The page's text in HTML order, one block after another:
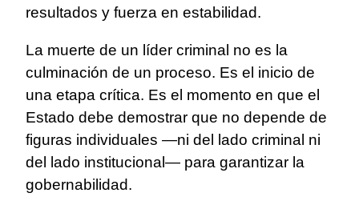
resultados y fuerza en estabilidad.
La muerte de un líder criminal no es la
culminación de un proceso. Es el inicio de
una etapa crítica. Es el momento en que el
Estado debe demostrar que no depende de
figuras individuales —ni del lado criminal ni
del lado institucional— para garantizar la
gobernabilidad.